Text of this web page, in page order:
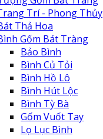
Trí - Phong Thủy
Thả Hoa
Gốm Bát Tràng
Bảo Bình
Bình Củ Tỏi
Bình Hồ Lô
Bình Hút Lộc
Bình Tỳ Bà
Gốm Vuốt Tay
Lọ Lục Bình